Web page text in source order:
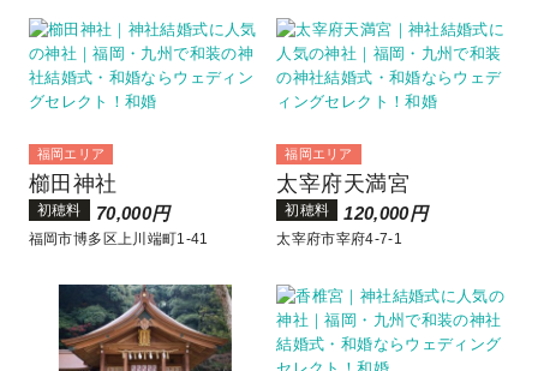
福岡エリア
櫛田神社
初穂料 70,000円
福岡市博多区上川端町1-41
福岡エリア
太宰府天満宮
初穂料 120,000円
太宰府市宰府4-7-1